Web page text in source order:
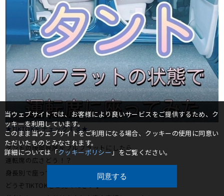
★TIKTOKをチェックする★
タントの後部座席をフルフラットにしたら
運転席の広さどう！？
身長別で座ってみたので
どうぞTIKTOKをご覧ください♪
当ウェブサイトでは、お客様により良いサービスをご提供するため、ク
ッキーを利用しています。
このまま当ウェブサイトをご利用になる場合、クッキーの使用に同意い
ただいたものとみなされます。
詳細については「クッキーポリシー 」をご覧ください。
同意する